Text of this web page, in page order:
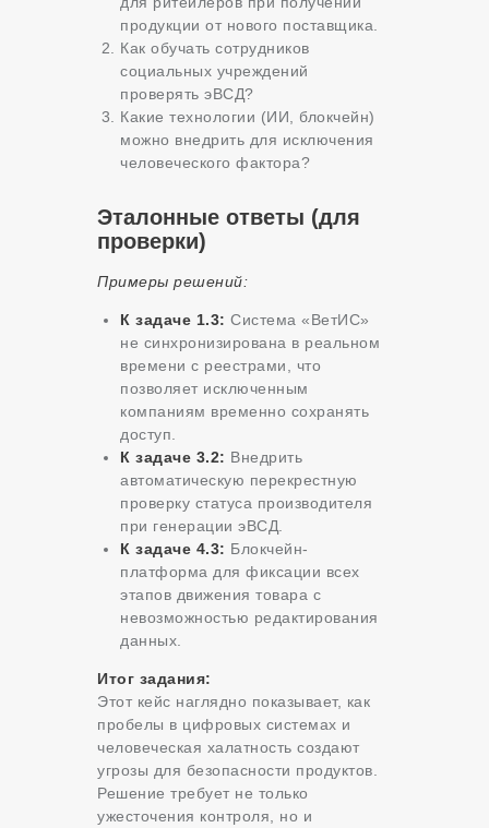
продукции от нового поставщика.
Как обучать сотрудников
социальных учреждений
проверять эВСД?
Какие технологии (ИИ, блокчейн)
можно внедрить для исключения
человеческого фактора?
Эталонные ответы (для
проверки)
Примеры решений:
К задаче 1.3: Система «ВетИС»
не синхронизирована в реальном
времени с реестрами, что
позволяет исключенным
компаниям временно сохранять
доступ.
К задаче 3.2: Внедрить
автоматическую перекрестную
проверку статуса производителя
при генерации эВСД.
К задаче 4.3: Блокчейн-
платформа для фиксации всех
этапов движения товара с
невозможностью редактирования
данных.
Итог задания:
Этот кейс наглядно показывает, как
пробелы в цифровых системах и
человеческая халатность создают
угрозы для безопасности продуктов.
Решение требует не только
ужесточения контроля, но и